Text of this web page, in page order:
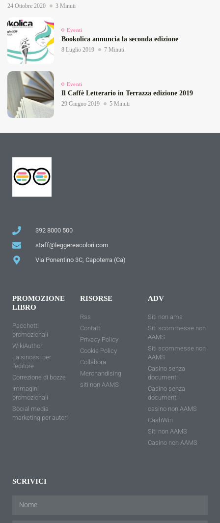
24 Ottobre 2020 3 Minuti
Eventi
Bookolica annuncia la seconda edizione
8 Luglio 2019 7 Minuti
Eventi
Il Caffè Letterario in Terrazza edizione 2019
29 Giugno 2019 5 Minuti
392 8000 500
staff@leggereacolori.com
Via Ponentino 3C, Capoterra (Ca)
PROMOZIONE
LIBRO
Pacchetti
promozionali
WikiAuthor
La sinossi per
l'editore
Correzione di bozze
Immagini
promozionali
Social media
marketing per autori
RISORSE
Rss
Contatti
Privacy Policy
Cookie Policy
Collabora
Merchandising
siti non AAMS
ADV
Siti non ams
Siti scommesse non
AAMS
Siti scommesse non
AAMS
Casino senza
documenti
Casino senza
documenti
casino non AAMS
CashWin
Siti non AAMS
Casino non AAMS
SCRIVICI